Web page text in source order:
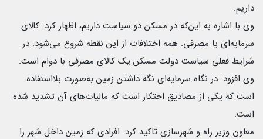
داریم.
وی با اشاره به این‌که در مسکن دو سیاست داریم، اظهار کرد: کالای
سرمایه‌ای یا مصرفی. همه اختلافات از این نقطه شروع می‌شود. در
شرایط فعلی سیاست دولت مسکن یک کالای مصرفی با دوام است.
وی افزود: در نگاه سرمایه‌ای نگه داشتن زمین به‌صورت بلااستفاده
است که یکی از مصادیق احتکار است که مالیات‌های آن تشدید شده
است.
معاون وزیر راه و شهرسازی تاکید کرد: افرادی که زمین داخل شهر را